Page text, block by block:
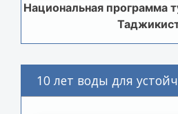
Национальная программа
10 лет воды для